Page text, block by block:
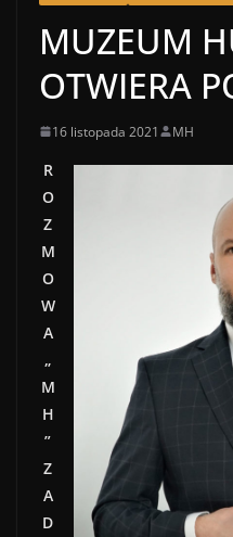
MUZEUM
OTWIERA
16 listopada 2021 MH
R
O
Z
M
O
W
A
„
M
H
”
Z
A
D